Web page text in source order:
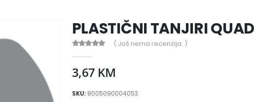
PLASTIČNI TANJIRI
( Još nema recenzija. )
3,67 KM
SKU: 8005090004053